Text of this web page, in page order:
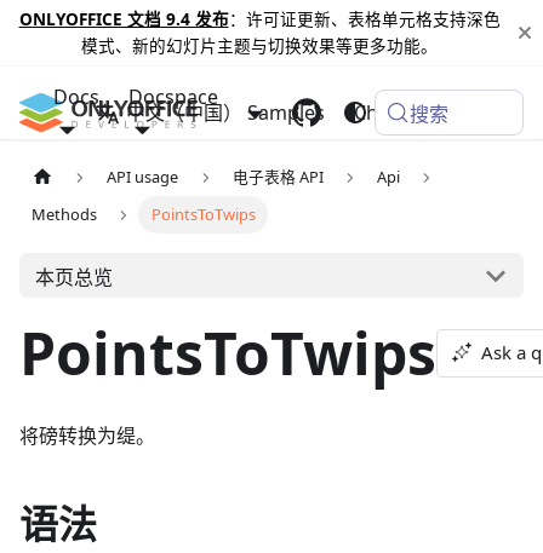
ONLYOFFICE 文档 9.4 发布：许可证更新、表格单元格支持深色
模式、新的幻灯片主题与切换效果等更多功能。
Docs Docspace
Samples Changelog
中文（中国） 搜索
API usage 电子表格 API
Api
Methods
PointsToTwips
本页总览
PointsToTwips Ask a
将磅转换为缇。
语法